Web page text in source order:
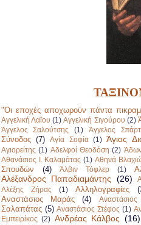
"Οι εποχές αποχωρούν πάντα
Αγγελική Λαΐου (1) Αγγελική Σιγούρου (2)
Άγγελος Σαλούτσης (1) Άγγελος
Σύνοδος (7) Αγία Σοφία (1) Άγιος
Αγιορείτης (1) Αδελφοί Θεοδόση (2)
Αθανάσιος Ι. Καλαμάτας (1) Αθηνά
Σπουδών
(4) Άλβιν Τόφλερ (1)
Αλέξανδρος Παπαδιαμάντης (26)
Αλέξης Ζήρας
(1) Αλληλογραφίες
Αναστάσιος Μαράς (4)
Σαλαπάτας (5) Αναστάσιος Στέφος (1)
Εμπειρίκος
(2) Ανδρέας Κάλβος (16)